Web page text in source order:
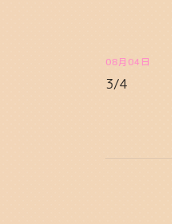
08月04日
3/4